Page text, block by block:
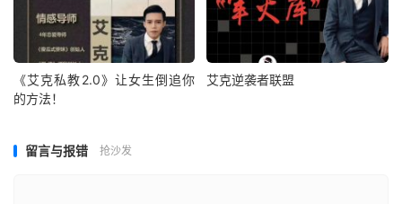
《艾克私教2.0》让女生倒追你
的方法！
艾克逆袭者联盟
留言与报错 抢沙发